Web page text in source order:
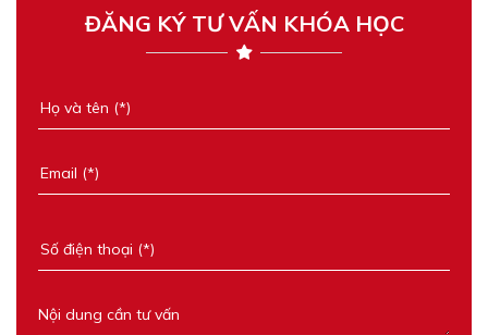
ĐĂNG KÝ TƯ VẤN KHÓA HỌC